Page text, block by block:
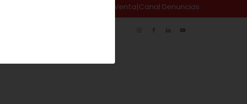
Codiciones de Venta|Canal Denuncias